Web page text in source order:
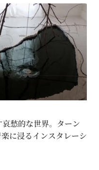
愁的な世界。ターン
に浸るインスタレーシ